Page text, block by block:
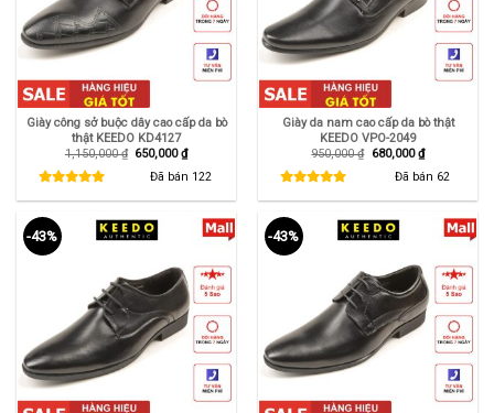
Giày công sở buộc dây cao cấp da bò
thật KEEDO KD4127
1,150,000₫ Giá
650,000₫Giá
hiện
tại
Đã bán 122
Giày da nam cao cấp da bò thật
KEEDO VPO-2049
950,000₫ Giá
680,000₫Giá
hiện
tại
Đã bán 62
-43% -43%